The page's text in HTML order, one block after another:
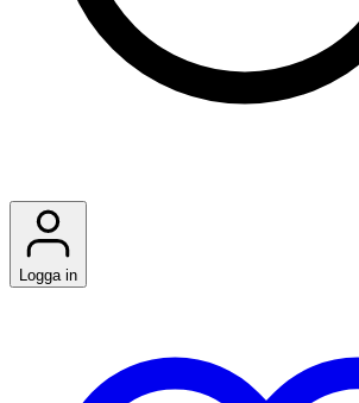
Logga in